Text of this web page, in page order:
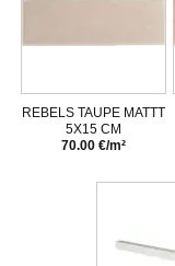
REBELS TAUPE MATTT
5X15 CM
70.00 €/m²